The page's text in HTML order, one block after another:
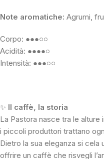
Note aromatiche: Agrumi,
Corpo: ●●●○○
Acidità: ●●●●○
Intensità: ●●●○○
✨ Il caffè, la storia
La Pastora nasce tra le
i piccoli produttori trattano
Dietro la sua eleganza si cela
offrire un caffè che risvegli